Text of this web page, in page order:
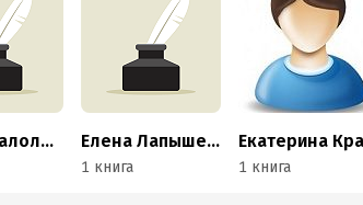
София Малолетова Елена Лапышева
1 книга 1 книга